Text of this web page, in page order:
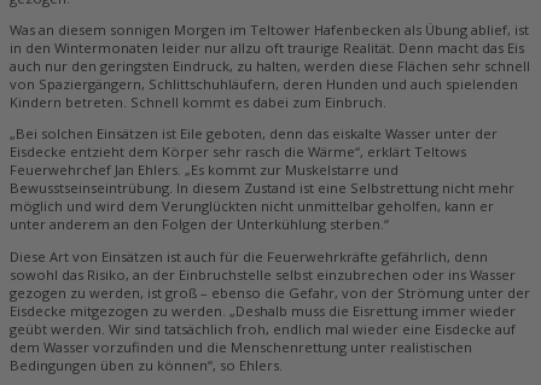
Was an diesem sonnigen Morgen im Teltower Hafenbecken als Übung ablief, ist
in den Wintermonaten leider nur allzu oft traurige Realität. Denn macht das Eis
auch nur den geringsten Eindruck, zu halten, werden diese Flächen sehr schnell
von Spaziergängern, Schlittschuhläufern, deren Hunden und auch spielenden
Kindern betreten. Schnell kommt es dabei zum Einbruch.
„Bei solchen Einsätzen ist Eile geboten, denn das eiskalte Wasser unter der
Eisdecke entzieht dem Körper sehr rasch die Wärme“, erklärt Teltows
Feuerwehrchef Jan Ehlers. „Es kommt zur Muskelstarre und
Bewusstseinseintrübung. In diesem Zustand ist eine Selbstrettung nicht mehr
möglich und wird dem Verunglückten nicht unmittelbar geholfen, kann er
unter anderem an den Folgen der Unterkühlung sterben.“
Diese Art von Einsätzen ist auch für die Feuerwehrkräfte gefährlich, denn
sowohl das Risiko, an der Einbruchstelle selbst einzubrechen oder ins Wasser
gezogen zu werden, ist groß – ebenso die Gefahr, von der Strömung unter der
Eisdecke mitgezogen zu werden. „Deshalb muss die Eisrettung immer wieder
geübt werden. Wir sind tatsächlich froh, endlich mal wieder eine Eisdecke auf
dem Wasser vorzufinden und die Menschenrettung unter realistischen
Bedingungen üben zu können“, so Ehlers.